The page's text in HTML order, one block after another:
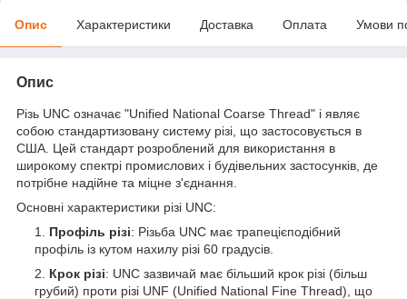
Опис Характеристики Доставка Оплата Умови
Опис
Різь UNC означає "Unified National Coarse Thread" і являє
собою стандартизовану систему різі, що застосовується в
США. Цей стандарт розроблений для використання в
широкому спектрі промислових і будівельних застосунків, де
потрібне надійне та міцне з'єднання.
Основні характеристики різі UNC:
Профіль різі: Різьба UNC має трапецієподібний
профіль із кутом нахилу різі 60 градусів.
Крок різі: UNC зазвичай має більший крок різі (більш
грубий) проти різі UNF (Unified National Fine Thread), що